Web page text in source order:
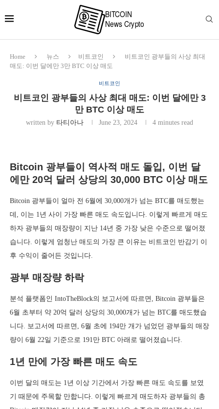
Home 뉴스 비트코인
비트코인 광부들의 사상 최대
매도: 이번 달에만 3만 BTC 이상 매도
비트코인
비트코인 광부들의 사상 최대 매도: 이번 달에만 3
만 BTC 이상 매도
written by 타티아나 June 23, 2024 4 minutes read
Bitcoin 광부들이 역사적 매도 돌입, 이번 달
에만 20억 달러 상당의 30,000 BTC 이상 매도
Bitcoin 광부들이 얼마 전 6월에 30,000개가 넘는 BTC를 매도했는
데, 이는 1년 사이 가장 빠른 매도 속도입니다. 이렇게 빠르게 매도
하자 광부들의 매장량이 지난 14년 중 가장 낮은 수준으로 떨어졌
습니다. 이렇게 엄청난 매도의 가장 큰 이유는 비트코인 반감기 이
후 수익이 줄어든 것입니다.
광부 매장량 하락
분석 플랫폼인 IntoTheBlock의 보고서에 따르면, Bitcoin 광부들은
6월 초부터 약 20억 달러 상당의 30,000개가 넘는 BTC를 매도했습
니다. 보고서에 따르면, 6월 초에 194만 개가 넘었던 광부들의 매장
량이 6월 22일 기준으로 191만 BTC 아래로 떨어졌습니다.
1년 만에 가장 빠른 매도 속도
이번 달의 매도는 1년 이상 기간에서 가장 빠른 매도 속도를 보였
기 때문에 주목할 만합니다. 이렇게 빠르게 매도하자 광부들의 총